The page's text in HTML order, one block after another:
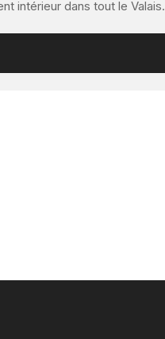
intérieur dans tout le Valais.